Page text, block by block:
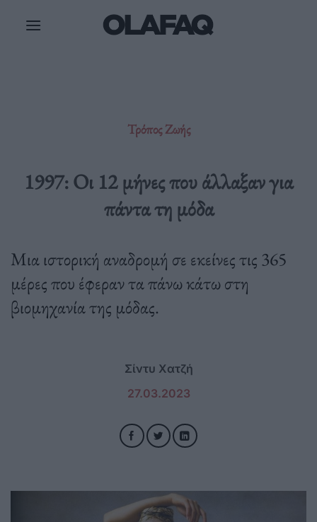
Τρόπος Ζωής
1997: Οι 12 μήνες που άλλαξαν για
πάντα τη μόδα
Μια ιστορική αναδρομή σε εκείνες τις 365
μέρες που έφεραν τα πάνω κάτω στη
βιομηχανία της μόδας.
Σίντυ Χατζή
27.03.2023